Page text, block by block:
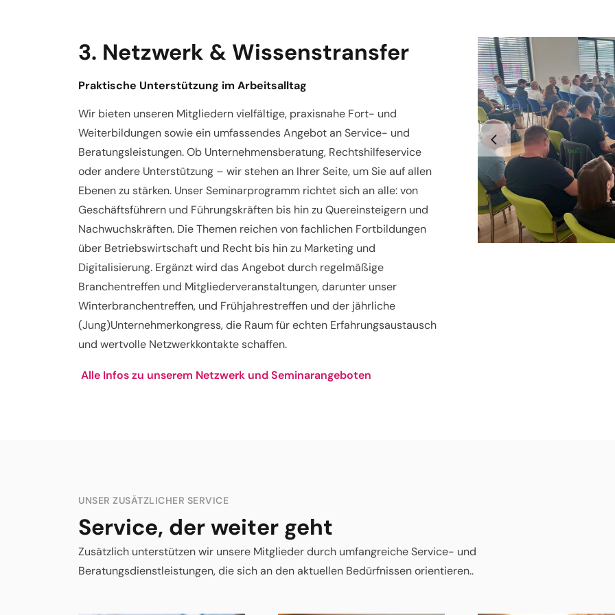
3. Netzwerk & Wissenstransfer
Praktische Unterstützung im Arbeitsalltag
Wir bieten unseren Mitgliedern vielfältige, praxisnahe Fort- und
Weiterbildungen sowie ein umfassendes Angebot an Service- und
Beratungsleistungen. Ob Unternehmensberatung, Rechtshilfeservice
oder andere Unterstützung – wir stehen an Ihrer Seite, um Sie auf allen
Ebenen zu stärken. Unser Seminarprogramm richtet sich an alle: von
Geschäftsführern und Führungskräften bis hin zu Quereinsteigern und
Nachwuchskräften. Die Themen reichen von fachlichen Fortbildungen
über Betriebswirtschaft und Recht bis hin zu Marketing und
Digitalisierung. Ergänzt wird das Angebot durch regelmäßige
Branchentreffen und Mitgliederveranstaltungen, darunter unser
Winterbranchentreffen, und Frühjahrestreffen und der jährliche
(Jung)Unternehmerkongress, die Raum für echten Erfahrungsaustausch
und wertvolle Netzwerkkontakte schaffen.
Alle Infos zu unserem Netzwerk und Seminarangeboten
UNSER ZUSÄTZLICHER SERVICE
Service, der weiter geht
Zusätzlich unterstützen wir unsere Mitglieder durch umfangreiche Service- und
Beratungsdienstleistungen, die sich an den aktuellen Bedürfnissen orientieren..